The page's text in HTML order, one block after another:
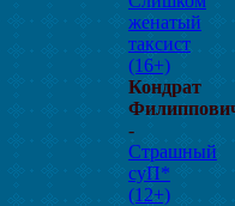
женатый
таксист
(16+)
Кондрат
-
Страшный
суП*
(12+)